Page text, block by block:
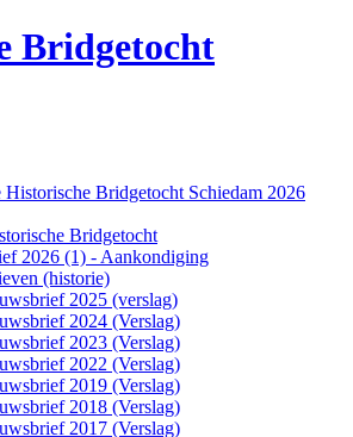
Bridgetocht
Bridgetocht Schiedam 2026
Bridgetocht
2026 (1) - Aankondiging
(historie)
2025 (verslag)
2024 (Verslag)
2023 (Verslag)
2022 (Verslag)
2019 (Verslag)
2018 (Verslag)
2017 (Verslag)